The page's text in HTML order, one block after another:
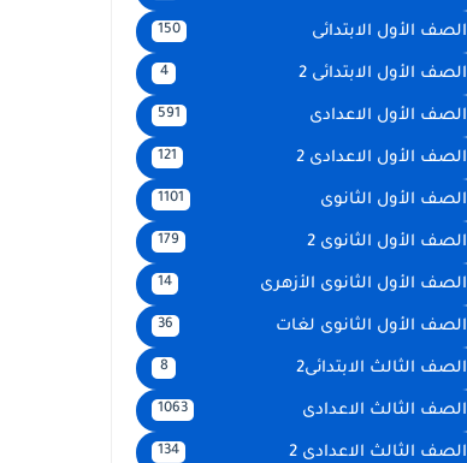
الصف الأول الابتدائى 150
الصف الأول الابتدائى 2 4
الصف الأول الاعدادى 591
الصف الأول الاعدادى 2 121
الصف الأول الثانوى 1101
الصف الأول الثانوى 2 179
الصف الأول الثانوى الأزهرى 14
الصف الأول الثانوى لغات 36
الصف الثالث الابتدائى2 8
الصف الثالث الاعدادى 1063
الصف الثالث الاعدادى 2 134